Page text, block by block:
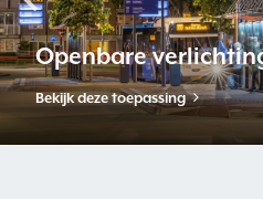
Openbare
Bekijk deze toepassing